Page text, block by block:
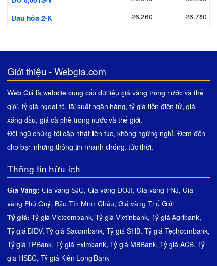
Dầu hỏa 2-K
26.260 26.780
Giới thiệu - Webgia.com
Web Giá là website cung cấp dữ liệu giá vàng trong nước và thế
giới, tỷ giá ngoại tệ, lãi suất ngân hàng, tỷ giá tiền điện tử, giá
xăng dầu, giá cà phê trong nước và thế giới.
Đội ngũ chúng tôi cập nhật liên tục, không ngừng nghỉ. Đem đến
cho bạn những thông tin nhanh chóng, tức thời.
Thông tin hữu ích
Giá Vàng: Giá vàng SJC, Giá vàng DOJI, Giá vàng PNJ, Giá
vàng Phú Quý, Bảo Tín Minh Châu, Giá vàng Thế Giới
Tỷ giá: Tỷ giá Vietcombank, Tỷ giá Vietinbank, Tỷ giá Agribank,
Tỷ giá BIDV, Tỷ giá Sacombank, Tỷ giá SHB, Tỷ giá Techcombank,
Tỷ giá TPBank, Tỷ giá Eximbank, Tỷ giá MBBank, Tỷ giá ACB, Tỷ
giá HSBC, Tỷ giá Kiên Long Bank